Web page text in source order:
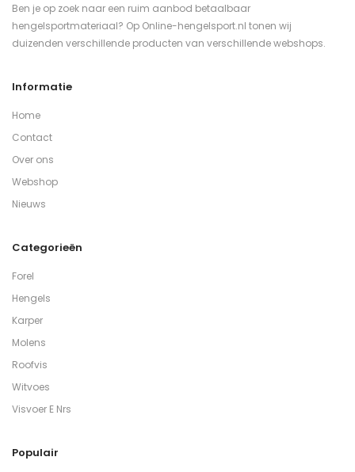
Ben je op zoek naar een ruim aanbod betaalbaar
hengelsportmateriaal? Op Online-hengelsport.nl tonen wij
duizenden verschillende producten van verschillende webshops.
Informatie
Home
Contact
Over ons
Webshop
Nieuws
Categorieën
Forel
Hengels
Karper
Molens
Roofvis
Witvoes
Visvoer E Nrs
Populair